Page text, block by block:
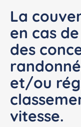
La
en cas
des
et/ou
vitesse.